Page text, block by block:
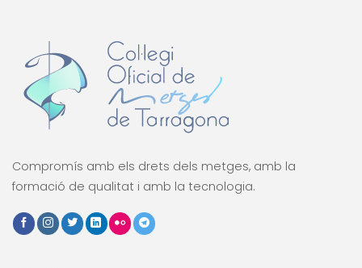
Compromís amb els drets dels metges, amb la
formació de qualitat i amb la tecnologia.